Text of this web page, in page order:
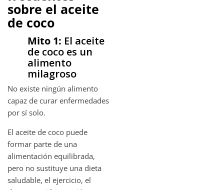
sobre el aceite
de coco
Mito 1: El aceite
de coco es un
alimento
milagroso
No existe ningún alimento
capaz de curar enfermedades
por sí solo.
El aceite de coco puede
formar parte de una
alimentación equilibrada,
pero no sustituye una dieta
saludable, el ejercicio, el